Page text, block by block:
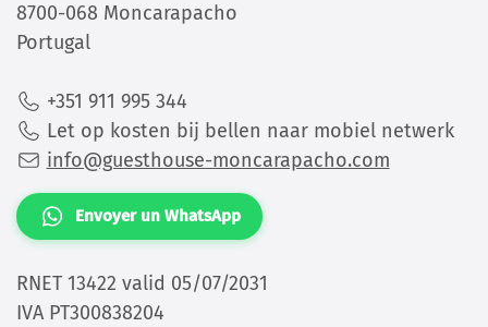
8700-068 Moncarapacho
Portugal
+351 911 995 344
Let op kosten bij bellen naar mobiel netwerk
info@guesthouse-moncarapacho.com
Envoyer un WhatsApp
RNET 13422 valid 05/07/2031
IVA PT300838204